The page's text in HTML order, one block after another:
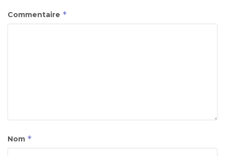
Commentaire *
Nom *